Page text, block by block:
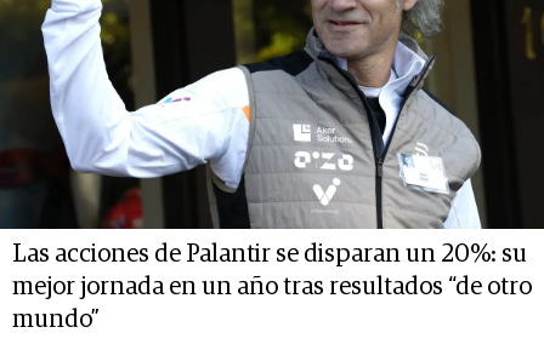
Las acciones de Palantir se disparan un 20%: su
mejor jornada en un año tras resultados “de otro
mundo”